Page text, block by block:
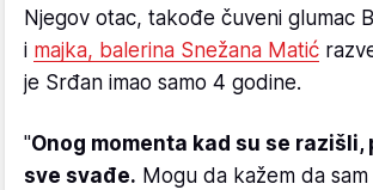
Njegov otac, takođe čuveni glumac
i majka, balerina Snežana Matić
je Srđan imao samo 4 godine.
"Onog momenta kad su se razišli,
sve svađe. Mogu da kažem da